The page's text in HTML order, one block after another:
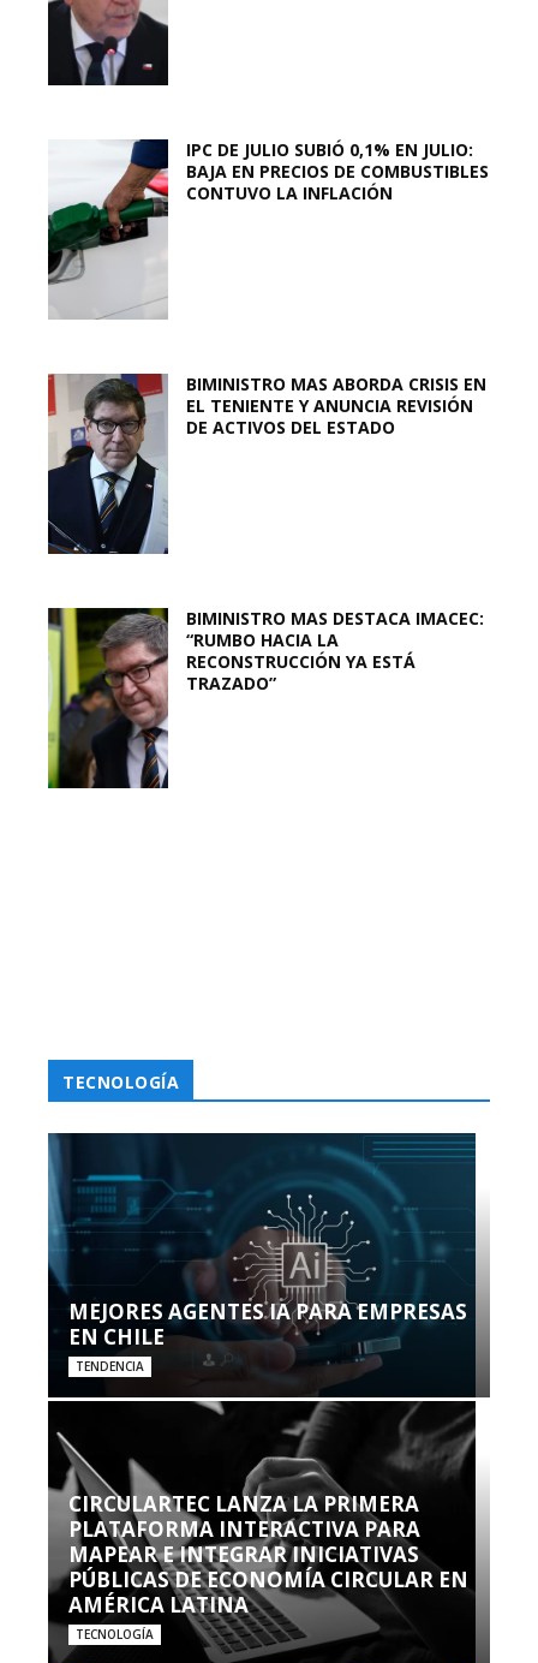
IPC DE JULIO SUBIÓ 0,1% EN JULIO:
BAJA EN PRECIOS DE COMBUSTIBLES
CONTUVO LA INFLACIÓN
BIMINISTRO MAS ABORDA CRISIS EN
EL TENIENTE Y ANUNCIA REVISIÓN
DE ACTIVOS DEL ESTADO
BIMINISTRO MAS DESTACA IMACEC:
“RUMBO HACIA LA
RECONSTRUCCIÓN YA ESTÁ
TRAZADO”
TECNOLOGÍA
MEJORES AGENTES IA PARA EMPRESAS
EN CHILE
TENDENCIA
CIRCULARTEC LANZA LA PRIMERA
PLATAFORMA INTERACTIVA PARA
MAPEAR E INTEGRAR INICIATIVAS
PÚBLICAS DE ECONOMÍA CIRCULAR EN
AMÉRICA LATINA
TECNOLOGÍA